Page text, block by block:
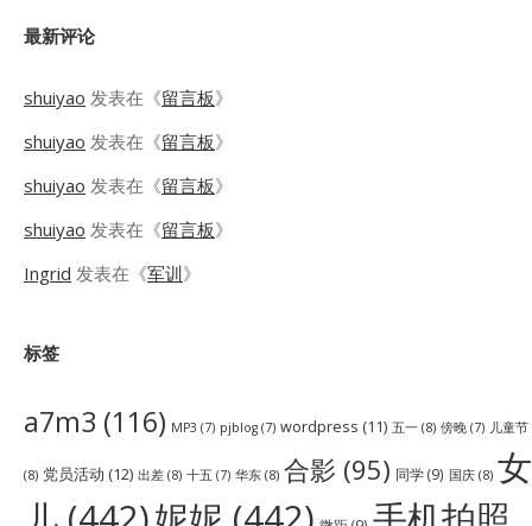
最新评论
shuiyao 发表在《留言板》
shuiyao 发表在《留言板》
shuiyao 发表在《留言板》
shuiyao 发表在《留言板》
Ingrid 发表在《军训》
标签
a7m3 (116) MP3 (7) pjblog (7) wordpress (11) 五一 (8) 傍晚 (7) 儿童节
(8) 党员活动 (12) 出差 (8) 十五 (7) 华东 (8) 合影 (95) 同学(9) 国庆 (8) 女